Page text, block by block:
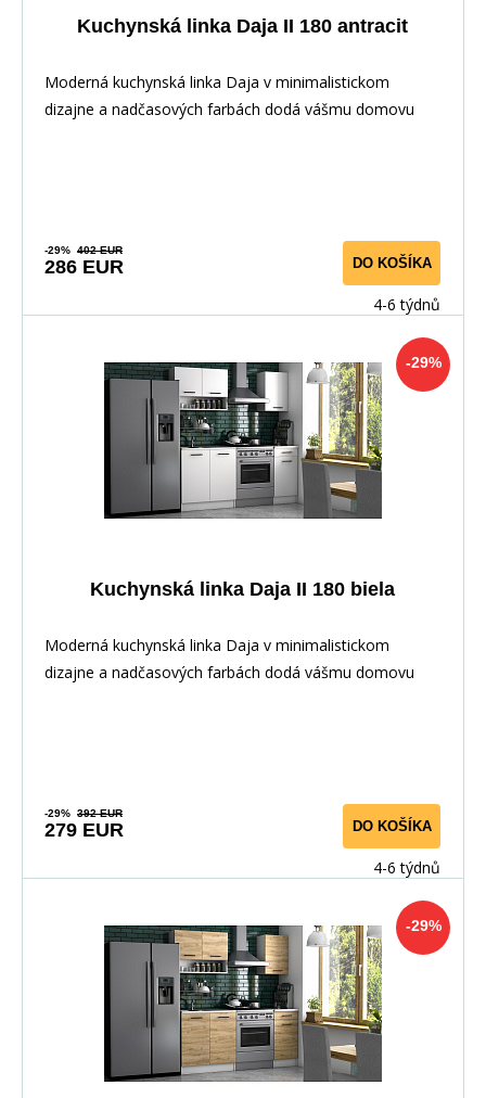
Kuchynská linka Daja II 180 antracit
Moderná kuchynská linka Daja v minimalistickom
dizajne a nadčasových farbách dodá vášmu domovu
-29% 402 EUR
286 EUR DO KOŠÍKA
4-6 týdnů
-29%
Kuchynská linka Daja II 180 biela
Moderná kuchynská linka Daja v minimalistickom
dizajne a nadčasových farbách dodá vášmu domovu
-29% 392 EUR
279 EUR DO KOŠÍKA
4-6 týdnů
-29%